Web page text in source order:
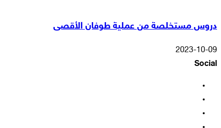
دروس مستخلصة من عملية طوفان الأقصى
2023-10-09
Social